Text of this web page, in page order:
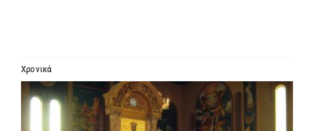
MEDIA
Χρονικά
Προβολή
μεγαλύτερης